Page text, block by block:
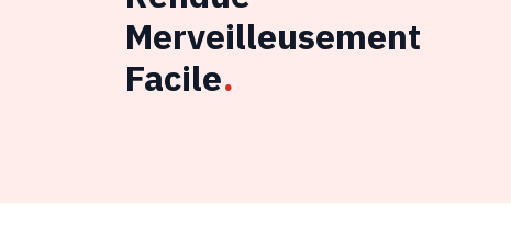
Merveilleusement
Facile.